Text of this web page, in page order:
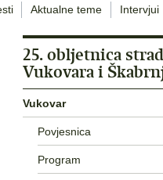
Aktualne teme Intervjui
25. obljetnica
Vukovara i
Vukovar
Povjesnica
Program